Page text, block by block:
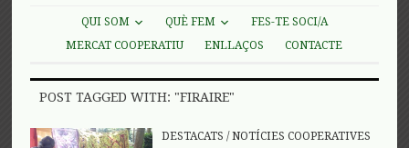
QUI SOM QUÈ FEM
FES-TE SOCI/A
MERCAT COOPERATIU
ENLLAÇOS CONTACTE
POST TAGGED WITH: "FIRAIRE"
DESTACATS /NOTÍCIES COOPERATIVES